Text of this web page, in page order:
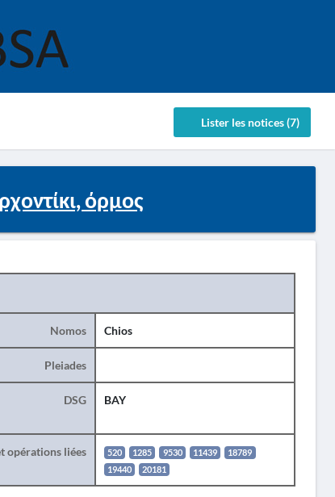
Lister les notices (7)
όρμος
Nomos Chios
Pleiades
DSG BAY
opérations liées 520 1285 9530 11439
18789
19440
20181